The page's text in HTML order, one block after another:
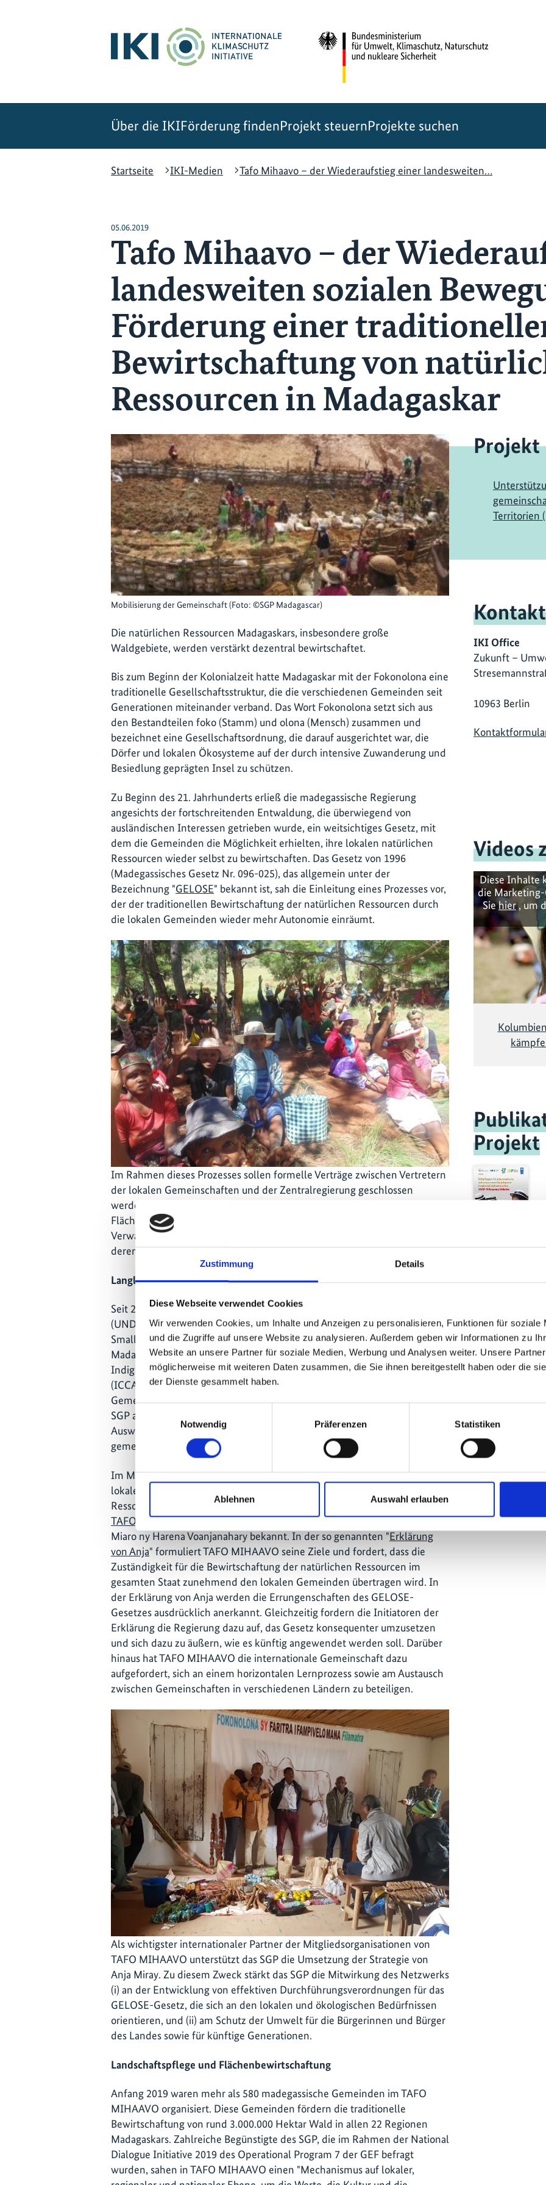
Zustimmung Details
Diese Webseite verwendet Cookies
Wir verwenden Cookies, um Inhalte und Anzeigen zu personalisieren, Funktionen für soziale
und die Zugriffe auf unsere Website zu analysieren. Außerdem geben wir Informationen zu
Website an unsere Partner für soziale Medien, Werbung und Analysen weiter. Unsere
möglicherweise mit weiteren Daten zusammen, die Sie ihnen bereitgestellt haben oder die
der Dienste gesammelt haben.
Notwendig
Präferenzen Statistiken
Ablehnen Auswahl erlauben
Über die IKIFörderung findenProjekt steuernProjekte suchen
Startseite
IKI-Medien Tafo Mihaavo – der Wiederaufstieg einer landesweiten…
05.06.2019
Tafo Mihaavo – der
landesweiten sozialen
Förderung einer
Bewirtschaftung von
Ressourcen in Madagaskar
Mobilisierung der Gemeinschaft (Foto: ©SGP Madagascar)
Die natürlichen Ressourcen Madagaskars, insbesondere große
Waldgebiete, werden verstärkt dezentral bewirtschaftet.
Bis zum Beginn der Kolonialzeit hatte Madagaskar mit der Fokonolona eine
traditionelle Gesellschaftsstruktur, die die verschiedenen Gemeinden seit
Generationen miteinander verband. Das Wort Fokonolona setzt sich aus
den Bestandteilen foko (Stamm) und olona (Mensch) zusammen und
bezeichnet eine Gesellschaftsordnung, die darauf ausgerichtet war, die
Dörfer und lokalen Ökosysteme auf der durch intensive Zuwanderung und
Besiedlung geprägten Insel zu schützen.
Zu Beginn des 21. Jahrhunderts erließ die madegassische Regierung
angesichts der fortschreitenden Entwaldung, die überwiegend von
ausländischen Interessen getrieben wurde, ein weitsichtiges Gesetz, mit
dem die Gemeinden die Möglichkeit erhielten, ihre lokalen natürlichen
Ressourcen wieder selbst zu bewirtschaften. Das Gesetz von 1996
(Madegassisches Gesetz Nr. 096-025), das allgemein unter der
Bezeichnung "GELOSE" bekannt ist, sah die Einleitung eines Prozesses vor,
der der traditionellen Bewirtschaftung der natürlichen Ressourcen durch
die lokalen Gemeinden wieder mehr Autonomie einräumt.
Im Rahmen dieses Prozesses sollen formelle Verträge zwischen Vertretern
der lokalen Gemeinschaften und der Zentralregierung geschlossen
werden, die künftig die Rechtsgrundlage für die kommunale
Flächenbewirtschaftung bilden. Mit diesem neuen Konzept wurde die
Verwaltung von Grund und Boden an die lokale madegassische Kultur und
deren Normen und Bräuche angepasst.
Langlebige traditionelle Institutionen
Seit 2005 fördert das vom Umweltprogramm der Vereinten Nationen
(UNDP) im Rahmen der Globalen Umweltfazilität (GEF) durchgeführte
Small Grants Programme (SGP) gemeindebasierte Maßnahmen in
Madagaskar. Dies geschieht in vielen Fällen durch die Anerkennung von
Indigenous Peoples' and Community Conserved Territories and Areas
(ICCAs). Ursprünglich konzentrierte sich das SGP auf die unterversorgten
Gemeinden im trockenen Südwesten des Inselstaates. Später wurde das
SGP auch in den übrigen Landesteilen eingeführt. Im Zuge dieser
Ausweitung wurde die Förderung für das GELOSE-Gesetz und die
gemeinsame Bewirtschaftung von Schutzgebieten intensiviert.
Im Mai 2012 wurde in dem Dorf Anja Miray ein nationales Netzwerk der
lokalen Gemeinden für die traditionelle Bewirtschaftung von natürlichen
Ressourcen ins Leben gerufen. Das Netzwerk ist unter der Bezeichnung
TAFO MIHAAVOoder - auf Madegassisch - Tambazotran'ny Fokonolona
Miaro ny Harena Voanjanahary bekannt. In der so genannten "Erklärung
von Anja" formuliert TAFO MIHAAVO seine Ziele und fordert, dass die
Zuständigkeit für die Bewirtschaftung der natürlichen Ressourcen im
gesamten Staat zunehmend den lokalen Gemeinden übertragen wird. In
der Erklärung von Anja werden die Errungenschaften des GELOSE-
Gesetzes ausdrücklich anerkannt. Gleichzeitig fordern die Initiatoren der
Erklärung die Regierung dazu auf, das Gesetz konsequenter umzusetzen
und sich dazu zu äußern, wie es künftig angewendet werden soll. Darüber
hinaus hat TAFO MIHAAVO die internationale Gemeinschaft dazu
aufgefordert, sich an einem horizontalen Lernprozess sowie am Austausch
zwischen Gemeinschaften in verschiedenen Ländern zu beteiligen.
Als wichtigster internationaler Partner der Mitgliedsorganisationen von
TAFO MIHAAVO unterstützt das SGP die Umsetzung der Strategie von
Anja Miray. Zu diesem Zweck stärkt das SGP die Mitwirkung des Netzwerks
(i) an der Entwicklung von effektiven Durchführungsverordnungen für das
GELOSE-Gesetz, die sich an den lokalen und ökologischen Bedürfnissen
orientieren, und (ii) am Schutz der Umwelt für die Bürgerinnen und Bürger
des Landes sowie für künftige Generationen.
Landschaftspflege und Flächenbewirtschaftung
Anfang 2019 waren mehr als 580 madegassische Gemeinden im TAFO
MIHAAVO organisiert. Diese Gemeinden fördern die traditionelle
Bewirtschaftung von rund 3.000.000 Hektar Wald in allen 22 Regionen
Madagaskars. Zahlreiche Begünstigte des SGP, die im Rahmen der National
Dialogue Initiative 2019 des Operational Program 7 der GEF befragt
wurden, sahen in TAFO MIHAAVO einen "Mechanismus auf lokaler,
Projekt
Territorien
Kontakt
IKI Office
Zukunft –
10963 Berlin
Videos
Diese Inhalte
die
Siehier, um
Projekt